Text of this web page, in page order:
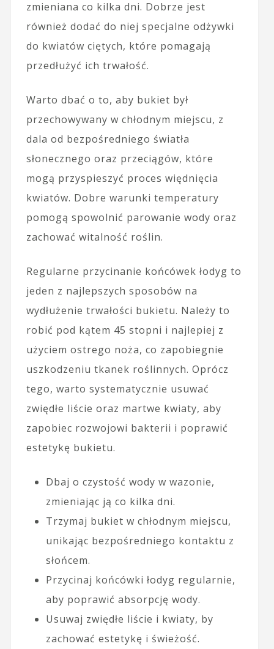
zmieniana co kilka dni. Dobrze jest
również dodać do niej specjalne odżywki
do kwiatów ciętych, które pomagają
przedłużyć ich trwałość.
Warto dbać o to, aby bukiet był
przechowywany w chłodnym miejscu, z
dala od bezpośredniego światła
słonecznego oraz przeciągów, które
mogą przyspieszyć proces więdnięcia
kwiatów. Dobre warunki temperatury
pomogą spowolnić parowanie wody oraz
zachować witalność roślin.
Regularne przycinanie końcówek łodyg to
jeden z najlepszych sposobów na
wydłużenie trwałości bukietu. Należy to
robić pod kątem 45 stopni i najlepiej z
użyciem ostrego noża, co zapobiegnie
uszkodzeniu tkanek roślinnych. Oprócz
tego, warto systematycznie usuwać
zwiędłe liście oraz martwe kwiaty, aby
zapobiec rozwojowi bakterii i poprawić
estetykę bukietu.
Dbaj o czystość wody w wazonie,
zmieniając ją co kilka dni.
Trzymaj bukiet w chłodnym miejscu,
unikając bezpośredniego kontaktu z
słońcem.
Przycinaj końcówki łodyg regularnie,
aby poprawić absorpcję wody.
Usuwaj zwiędłe liście i kwiaty, by
zachować estetykę i świeżość.